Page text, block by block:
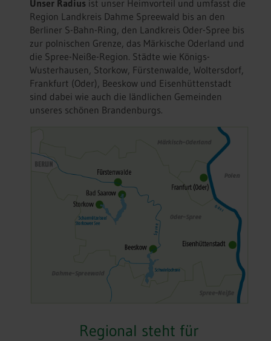
Unser Radius ist unser Heimvorteil und umfasst die
Region Landkreis Dahme Spreewald bis an den
Berliner S-Bahn-Ring, den Landkreis Oder-Spree bis
zur polnischen Grenze, das Märkische Oderland und
die Spree-Neiße-Region. Städte wie Königs-
Wusterhausen, Storkow, Fürstenwalde, Woltersdorf,
Frankfurt (Oder), Beeskow und Eisenhüttenstadt
sind dabei wie auch die ländlichen Gemeinden
unseres schönen Brandenburgs.
Regional steht für